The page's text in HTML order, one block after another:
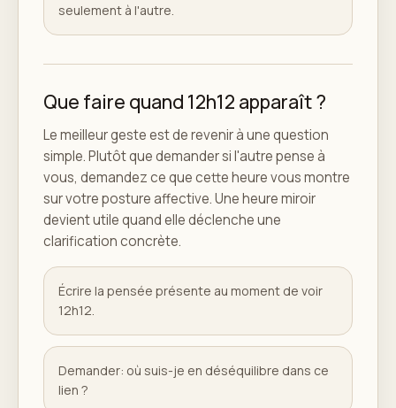
seulement à l'autre.
Que faire quand 12h12 apparaît ?
Le meilleur geste est de revenir à une question
simple. Plutôt que demander si l'autre pense à
vous, demandez ce que cette heure vous montre
sur votre posture affective. Une heure miroir
devient utile quand elle déclenche une
clarification concrète.
Écrire la pensée présente au moment de voir
12h12.
Demander: où suis-je en déséquilibre dans ce
lien ?